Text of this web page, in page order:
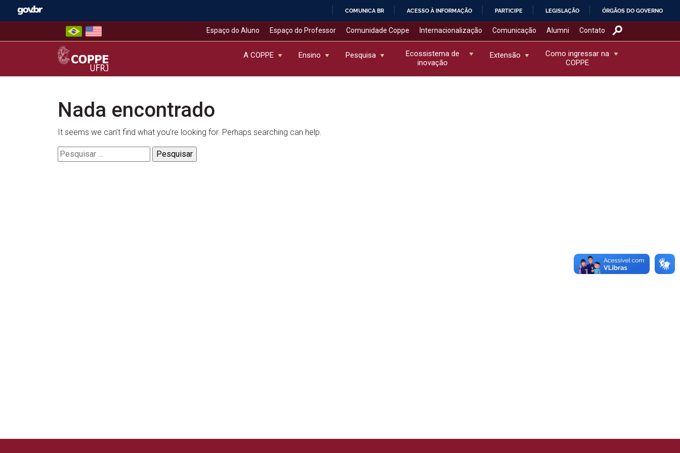
COMUNICA BR ACESSO À INFORMAÇÃO PARTICIPE LEGISLAÇÃO ÓRGÃOS DO GOVERNO
Espaço do Aluno Espaço do Professor Comunidade Coppe Internacionalização Comunicação Alumni Contato
COPPE – UFRJ
A COPPE Ensino Pesquisa
Ecossistema de
inovação
Extensão
Como ingressar na
COPPE
Nada encontrado
It seems we can’t find what you’re looking for. Perhaps searching can help.
Pesquisar
por: